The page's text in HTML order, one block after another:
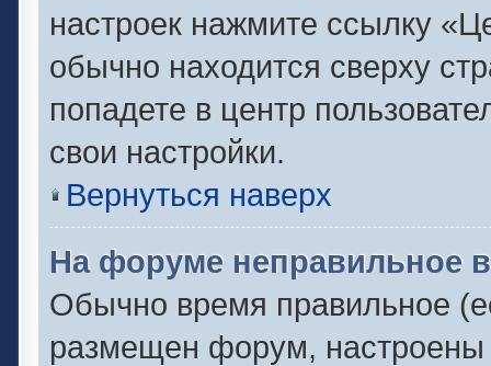
настроек нажмите ссылку
обычно находится сверху
попадете в центр
свои настройки.
Вернуться наверх
На форуме неправильное
Обычно время правильное
размещен форум, настроены